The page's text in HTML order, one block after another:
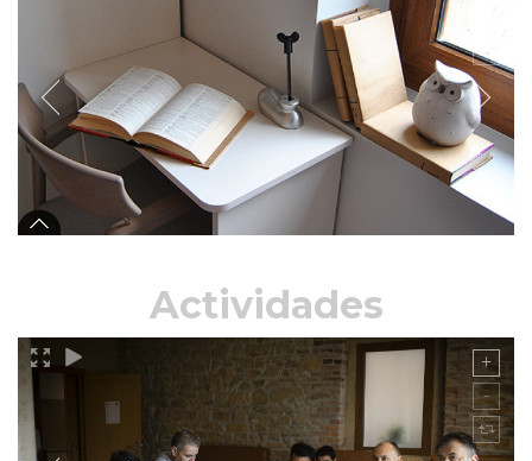
Actividades